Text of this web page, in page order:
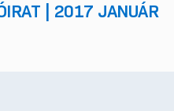
| 2017 JANUÁR